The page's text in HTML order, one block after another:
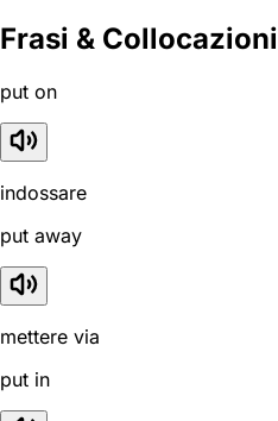
Frasi & Collocazioni
put on
indossare
put away
mettere via
put in